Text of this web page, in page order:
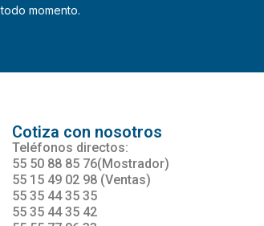
todo momento.
Cotiza con nosotros
Teléfonos directos:
55 50 88 85 76(Mostrador)
55 15 49 02 98 (Ventas)
55 35 44 35 35
55 35 44 35 42